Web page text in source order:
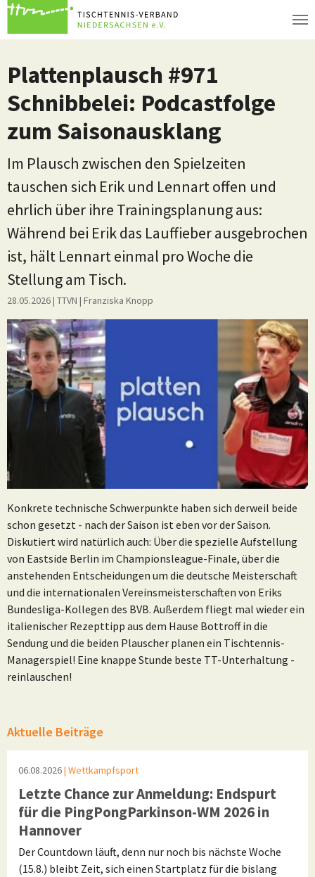
Zum Hauptinhalt springen
Plattenplausch #971
Schnibbelei: Podcastfolge
zum Saisonausklang
Im Plausch zwischen den Spielzeiten
tauschen sich Erik und Lennart offen und
ehrlich über ihre Trainingsplanung aus:
Während bei Erik das Lauffieber ausgebrochen
ist, hält Lennart einmal pro Woche die
Stellung am Tisch.
28.05.2026| TTVN | Franziska Knopp
Konkrete technische Schwerpunkte haben sich derweil beide
schon gesetzt - nach der Saison ist eben vor der Saison.
Diskutiert wird natürlich auch: Über die spezielle Aufstellung
von Eastside Berlin im Championsleague-Finale, über die
anstehenden Entscheidungen um die deutsche Meisterschaft
und die internationalen Vereinsmeisterschaften von Eriks
Bundesliga-Kollegen des BVB. Außerdem fliegt mal wieder ein
italienischer Rezepttipp aus dem Hause Bottroff in die
Sendung und die beiden Plauscher planen ein Tischtennis-
Managerspiel! Eine knappe Stunde beste TT-Unterhaltung -
reinlauschen!
Aktuelle Beiträge
06.08.2026| Wettkampfsport
Letzte Chance zur Anmeldung: Endspurt
für die PingPongParkinson-WM 2026 in
Hannover
Der Countdown läuft, denn nur noch bis nächste Woche
(15.8.) bleibt Zeit, sich einen Startplatz für die bislang